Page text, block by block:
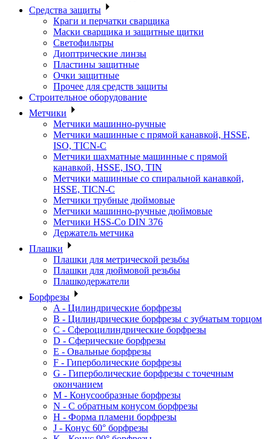
Средства защиты
Краги и перчатки сварщика
Маски сварщика и защитные щитки
Светофильтры
Диоптрические линзы
Пластины защитные
Очки защитные
Прочее для средств защиты
Строительное оборудование
Метчики
Метчики машинно-ручные
Метчики машинные с прямой канавкой, HSSE,
ISO, TICN-C
Метчики шахматные машинные с прямой
канавкой, HSSE, ISO, TIN
Метчики машинные со спиральной канавкой,
HSSE, TICN-C
Метчики трубные дюймовые
Метчики машинно-ручные дюймовые
Метчики HSS-Co DIN 376
Держатель метчика
Плашки
Плашки для метрической резьбы
Плашки для дюймовой резьбы
Плашкодержатели
Борфрезы
A - Цилиндрические борфрезы
B - Цилиндрические борфрезы с зубчатым торцом
C - Сфероцилиндрические борфрезы
D - Сферические борфрезы
E - Овальные борфрезы
F - Гиперболические борфрезы
G - Гиперболические борфрезы с точечным
окончанием
M - Конусообразные борфрезы
N - С обратным конусом борфрезы
H - Форма пламени борфрезы
J - Конус 60° борфрезы